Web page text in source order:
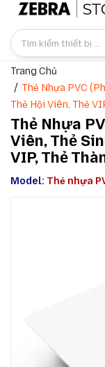
Trang Chủ
Thẻ Nhựa PVC
Thẻ Hội Viên, Thẻ
Thẻ Nhựa
Viên, Thẻ
VIP, Thẻ
Model: Thẻ nhựa